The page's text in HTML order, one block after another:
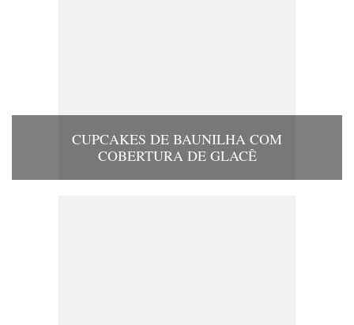
CUPCAKES DE BAUNILHA COM
COBERTURA DE GLACÊ